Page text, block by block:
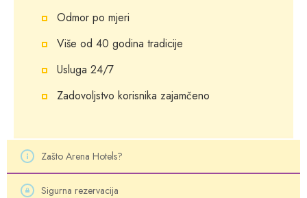
Odmor po mjeri
Više od 40 godina tradicije
Usluga 24/7
Zadovoljstvo korisnika zajamčeno
Zašto Arena Hotels?
Sigurna rezervacija